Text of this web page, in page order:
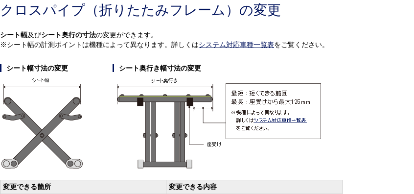
クロスパイプ（折りたたみフレーム）の変更
シート幅及びシート奥行の寸法の変更ができます。
※シート幅の計測ポイントは機種によって異なります。詳しくはシステム対応車種一覧表をご覧ください。
シート幅寸法の変更 シート奥行き幅寸法の変更
変更できる箇所
変更できる内容